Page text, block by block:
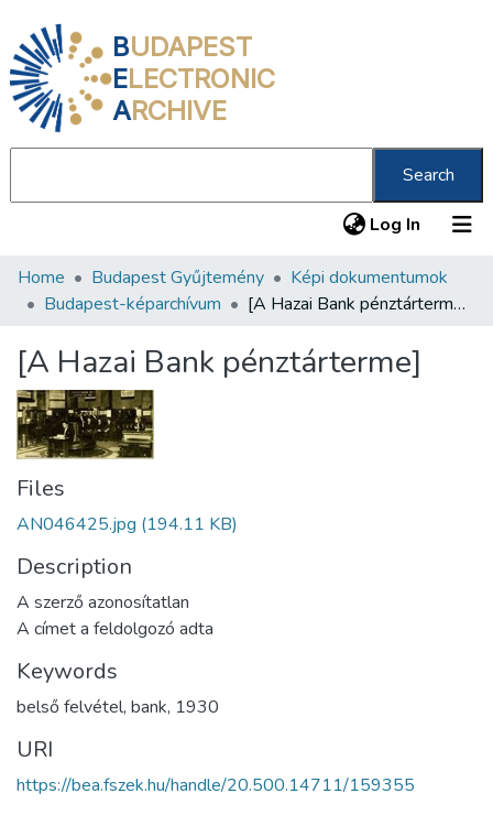
BUDAPEST
ELECTRONIC
ARCHIVE
Search
Log In (current)
Communities & Collections
Statistics
About us
Home Budapest Gyűjtemény
Képi dokumentumok
Budapest-képarchívum
[A Hazai Bank pénztárterme]
[A Hazai Bank pénztárterme]
Files
AN046425.jpg (194.11 KB)
Description
A szerző azonosítatlan
A címet a feldolgozó adta
Keywords
belső felvétel, bank, 1930
URI
https://bea.fszek.hu/handle/20.500.14711/159355